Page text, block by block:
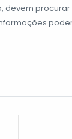
devem procurar